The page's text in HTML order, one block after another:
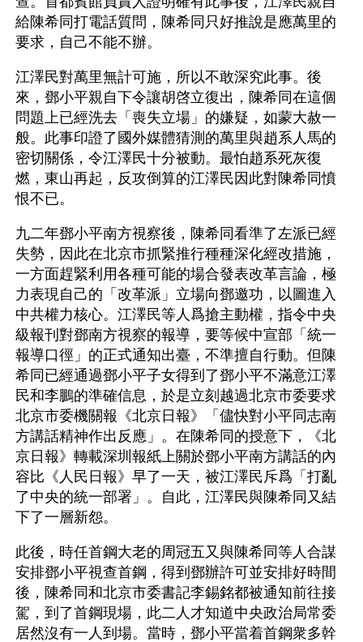
給陳希同打電話質問，陳希同只好推說是應萬里的
要求，自己不能不辦。
江澤民對萬里無計可施，所以不敢深究此事。後
來，鄧小平親自下令讓胡啓立復出，陳希同在這個
問題上已經洗去「喪失立場」的嫌疑，如蒙大赦一
般。此事印證了國外媒體猜測的萬里與趙系人馬的
密切關係，令江澤民十分被動。最怕趙系死灰復
燃，東山再起，反攻倒算的江澤民因此對陳希同憤
恨不已。
九二年鄧小平南方視察後，陳希同看準了左派已經
失勢，因此在北京市抓緊推行種種深化經改措施，
一方面趕緊利用各種可能的場合發表改革言論，極
力表現自己的「改革派」立場向鄧邀功，以圖進入
中共權力核心。江澤民等人爲搶主動權，指令中央
級報刊對鄧南方視察的報導，要等候中宣部「統一
報導口徑」的正式通知出臺，不準擅自行動。但陳
希同已經通過鄧小平子女得到了鄧小平不滿意江澤
民和李鵬的準確信息，於是立刻越過北京市委要求
北京市委機關報《北京日報》「儘快對小平同志南
方講話精神作出反應」。在陳希同的授意下，《北
京日報》轉載深圳報紙上關於鄧小平南方講話的內
容比《人民日報》早了一天，被江澤民斥爲「打亂
了中央的統一部署」。自此，江澤民與陳希同又結
下了一層新怨。
此後，時任首鋼大老的周冠五又與陳希同等人合謀
安排鄧小平視查首鋼，得到鄧辦許可並安排好時間
後，陳希同和北京市委書記李錫銘都被通知前往接
駕，到了首鋼現場，此二人才知道中央政治局常委
居然沒有一人到場。當時，鄧小平當着首鋼衆多幹